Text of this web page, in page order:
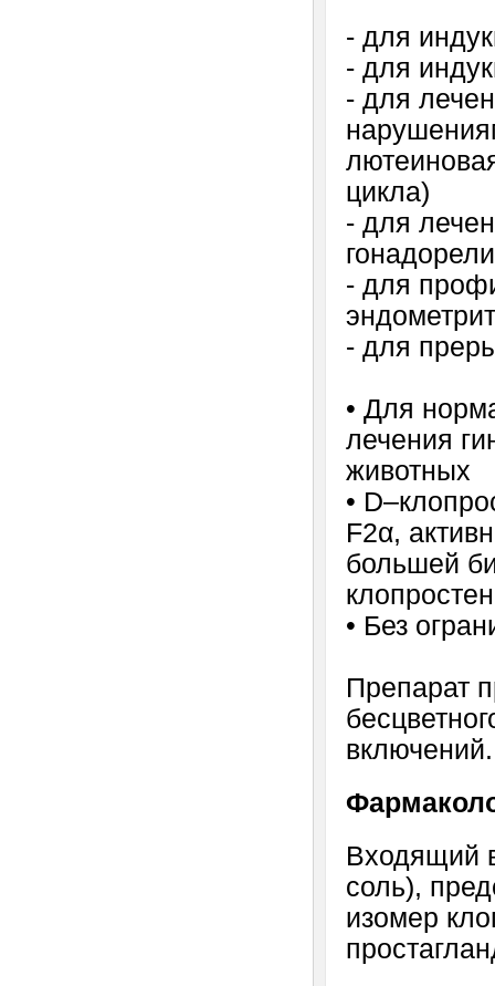
- для
- для
- для
цикла)
- для
- для
- для
• Для
лечения
животных
•
F2α,
большей
• Без
Препарат
включений.
Входящий
соль),
изомер